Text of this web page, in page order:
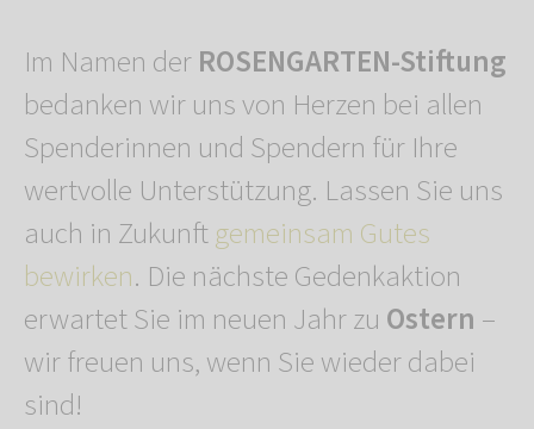
Im Namen derROSENGARTEN-Stiftung
bedanken wir uns von Herzen bei allen
Spenderinnen und Spendern für Ihre
wertvolle Unterstützung. Lassen Sie uns
auch in Zukunftgemeinsam Gutes
bewirken. Die nächste Gedenkaktion
erwartet Sie im neuen Jahr zu Ostern –
wir freuen uns, wenn Sie wieder dabei
sind!